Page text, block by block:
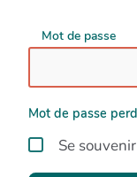
Mot de passe
Mot de passe
Se